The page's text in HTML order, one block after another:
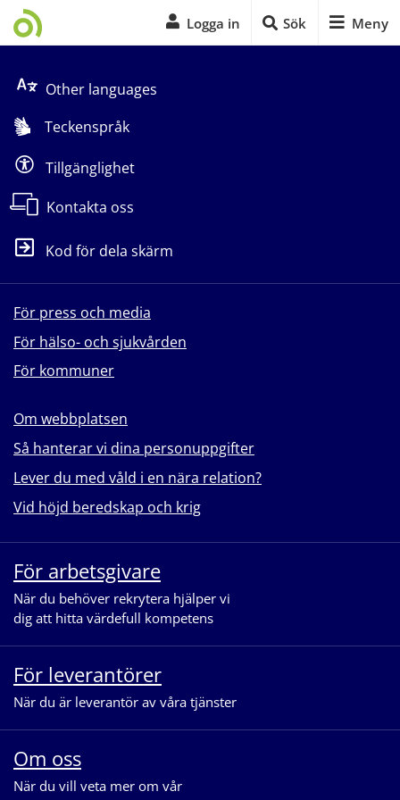
Logga in Sök Meny
Other languages
Teckenspråk
Tillgänglighet
Kontakta oss
Kod för dela skärm
För press och media
För hälso- och sjukvården
För kommuner
Om webbplatsen
Så hanterar vi dina personuppgifter
Lever du med våld i en nära relation?
Vid höjd beredskap och krig
För arbetsgivare
När du behöver rekrytera hjälper vi
dig att hitta värdefull kompetens
För leverantörer
När du är leverantör av våra tjänster
Om oss
När du vill veta mer om vår